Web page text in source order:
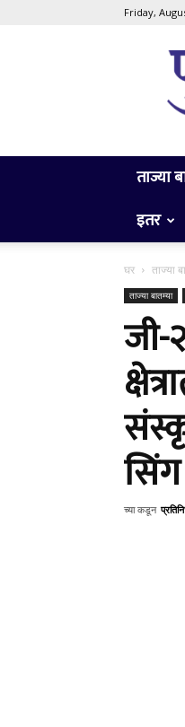
Friday,
ताज्या
इतर
घर ताज्या
ताज्या बातम्या
जी-
सिंग
च्या कडून